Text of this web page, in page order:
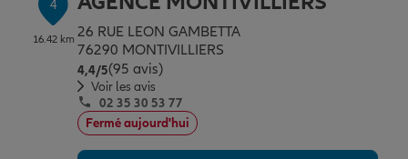
4
16.42 km 26 RUE LEON GAMBETTA
76290 MONTIVILLIERS
4,4/5Note de 4.4 sur 5
(95 avis)
Voir les avis
02 35 30 53 77
Fermé aujourd'hui